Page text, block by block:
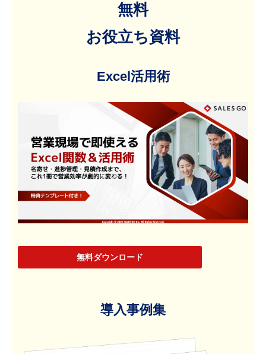
無料
お役立ち資料
Excel活用術
無料ダウンロード
導入事例集